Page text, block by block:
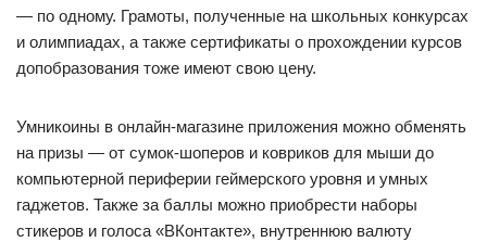
— по одному. Грамоты, полученные на школьных конкурсах
и олимпиадах, а также сертификаты о прохождении курсов
допобразования тоже имеют свою цену.
Умникоины в онлайн-магазине приложения можно обменять
на призы — от сумок-шоперов и ковриков для мыши до
компьютерной периферии геймерского уровня и умных
гаджетов. Также за баллы можно приобрести наборы
стикеров и голоса «ВКонтакте», внутреннюю валюту